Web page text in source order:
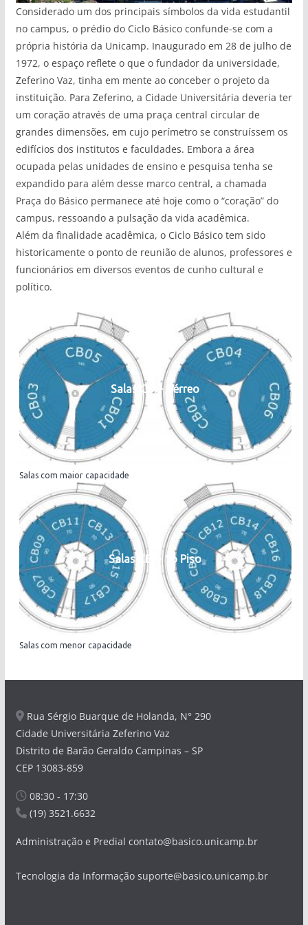
Considerado um dos principais símbolos da vida estudantil
no campus, o prédio do Ciclo Básico confunde-se com a
própria história da Unicamp. Inaugurado em 28 de julho de
1972, o espaço reflete o que o fundador da universidade,
Zeferino Vaz, tinha em mente ao conceber o projeto da
instituição. Para Zeferino, a Cidade Universitária deveria ter
um coração através de uma praça central circular de
grandes dimensões, em cujo perímetro se construíssem os
edifícios dos institutos e faculdades. Embora a área
ocupada pelas unidades de ensino e pesquisa tenha se
expandido para além desse marco central, a chamada
Praça do Básico permanece até hoje como o “coração” do
campus, ressoando a pulsação da vida acadêmica.
Além da finalidade acadêmica, o Ciclo Básico tem sido
historicamente o ponto de reunião de alunos, professores e
funcionários em diversos eventos de cunho cultural e
político.
Salas CBI - Térreo
Salas com maior capacidade
Salas CBI - 1o Piso
Salas com menor capacidade
Rua Sérgio Buarque de Holanda, N° 290
Cidade Universitária Zeferino Vaz
Distrito de Barão Geraldo Campinas – SP
CEP 13083-859
08:30 - 17:30
(19) 3521.6632
Administração e Predial contato@basico.unicamp.br
Tecnologia da Informação suporte@basico.unicamp.br